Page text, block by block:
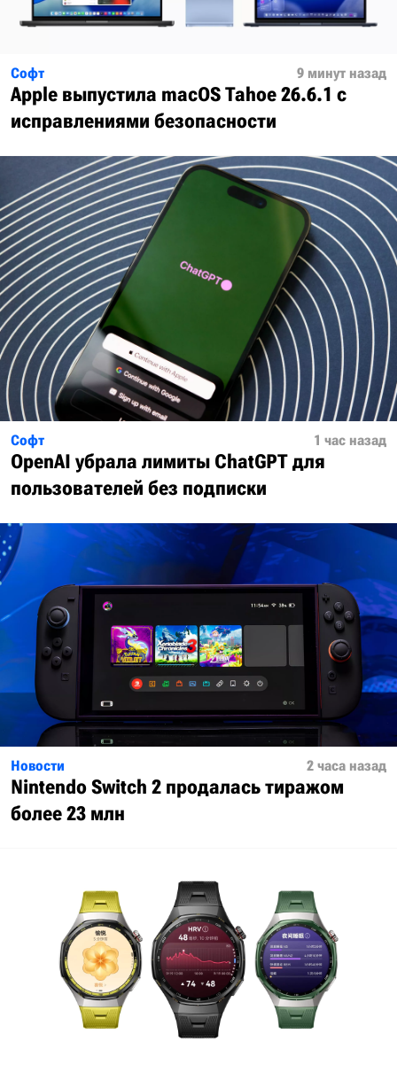
Софт 9 минут назад
Apple выпустила macOS Tahoe 26.6.1 с
исправлениями безопасности
Софт 1 час назад
OpenAI убрала лимиты ChatGPT для
пользователей без подписки
Новости 2 часа назад
Nintendo Switch 2 продалась тиражом
более 23 млн